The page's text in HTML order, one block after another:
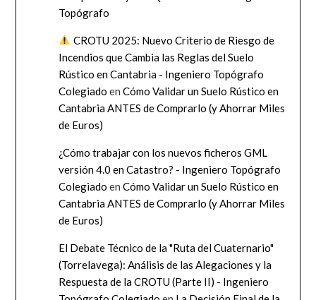
Topógrafo
CROTU 2025: Nuevo Criterio de Riesgo de
Incendios que Cambia las Reglas del Suelo
Rústico en Cantabria - Ingeniero Topógrafo
Colegiado enCómo Validar un Suelo Rústico en
Cantabria ANTES de Comprarlo (y Ahorrar Miles
de Euros)
¿Cómo trabajar con los nuevos ficheros GML
versión 4.0 en Catastro? - Ingeniero Topógrafo
Colegiado enCómo Validar un Suelo Rústico en
Cantabria ANTES de Comprarlo (y Ahorrar Miles
de Euros)
El Debate Técnico de la "Ruta del Cuaternario"
(Torrelavega): Análisis de las Alegaciones y la
Respuesta de la CROTU (Parte II) - Ingeniero